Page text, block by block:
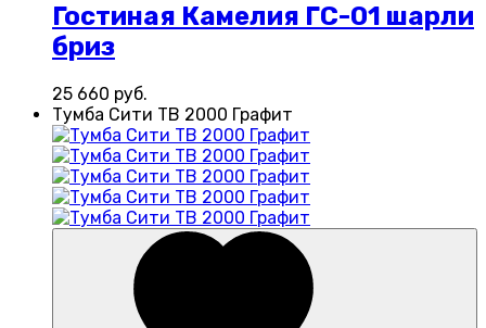
Гостиная Камелия ГС-01 шарли
бриз
25 660 руб.
Тумба Сити ТВ 2000 Графит